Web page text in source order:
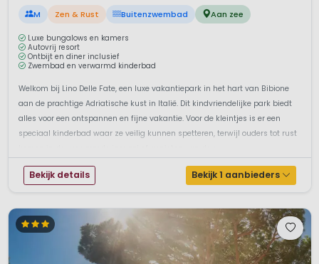
M Zen & Rust Buitenzwembad Aan zee
Luxe bungalows en kamers
Autovrij resort
Ontbijt en diner inclusief
Zwembad en verwarmd kinderbad
Welkom bij Lino Delle Fate, een luxe vakantiepark in het hart van Bibione
aan de prachtige Adriatische kust in Italië. Dit kindvriendelijke park biedt
alles voor een ontspannen en fijne vakantie. Voor de kleintjes is er een
speciaal kinderbad waar ze veilig kunnen spetteren, terwijl ouders tot rust
Bekijk details Bekijk 1 aanbieders